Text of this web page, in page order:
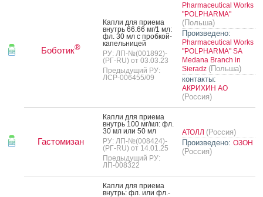
Боботик®
Кап­ли для при­ема
внутрь 66.66 мг/1 мл:
фл. 30 мл с проб­кой-
ка­пель­ни­цей
РУ: ЛП-№(001892)-
(РГ-RU) от 03.03.23
Предыдущий РУ:
ЛСР-006455/09
Pharmaceutical Works
"POLPHARMA"
(Польша)
Произведено:
Pharmaceutical Works
"POLPHARMA" SA
Medana Branch in
Sieradz (Польша)
контакты:
АКРИХИН АО
(Россия)
Гастомизан
Кап­ли для при­ема
внутрь 100 мг/мл: фл.
30 мл или 50 мл
РУ: ЛП-№(008424)-
(РГ-RU) от 14.01.25
Предыдущий РУ:
ЛП-008322
АТОЛЛ (Россия)
Произведено: ОЗОН
(Россия)
Кап­ли для при­ема
внутрь: фл. или фл.-